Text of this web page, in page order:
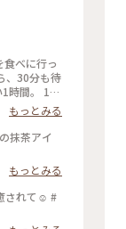
べに行っ
、30分も待
時間。 1時
もっとみる
抹茶アイ
もっとみる
されて☺️ #